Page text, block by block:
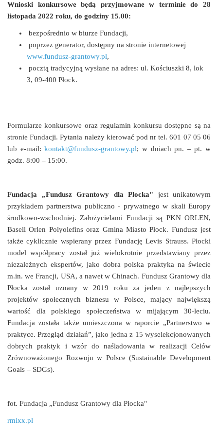
Wnioski konkursowe będą przyjmowane w terminie do 28
listopada 2022 roku, do godziny 15.00:
bezpośrednio w biurze Fundacji,
poprzez generator, dostępny na stronie internetowej
www.fundusz-grantowy.pl,
pocztą tradycyjną wysłane na adres: ul. Kościuszki 8, lok
3, 09-400 Płock.
Formularze konkursowe oraz regulamin konkursu dostępne są na
stronie Fundacji. Pytania należy kierować pod nr tel. 601 07 05 06
lub e-mail:kontakt@fundusz-grantowy.pl; w dniach pn. – pt. w
godz. 8:00 – 15:00.
Fundacja „Fundusz Grantowy dla Płocka" jest unikatowym
przykładem partnerstwa publiczno - prywatnego w skali Europy
środkowo-wschodniej. Założycielami Fundacji są PKN ORLEN,
Basell Orlen Polyolefins oraz Gmina Miasto Płock. Fundusz jest
także cyklicznie wspierany przez Fundację Levis Strauss. Płocki
model współpracy został już wielokrotnie przedstawiany przez
niezależnych ekspertów, jako dobra polska praktyka na świecie
m.in. we Francji, USA, a nawet w Chinach. Fundusz Grantowy dla
Płocka został uznany w 2019 roku za jeden z najlepszych
projektów społecznych biznesu w Polsce, mający największą
wartość dla polskiego społeczeństwa w mijającym 30-leciu.
Fundacja została także umieszczona w raporcie „Partnerstwo w
praktyce. Przegląd działań”, jako jedna z 15 wyselekcjonowanych
dobrych praktyk i wzór do naśladowania w realizacji Celów
Zrównoważonego Rozwoju w Polsce (Sustainable Development
Goals – SDGs).
fot. Fundacja „Fundusz Grantowy dla Płocka"
rmixx.pl